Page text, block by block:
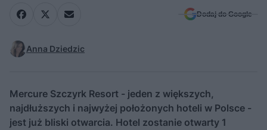
Dodaj do Google
Anna Dziedzic
Mercure Szczyrk Resort - jeden z większych,
najdłuższych i najwyżej położonych hoteli w Polsce -
jest już bliski otwarcia. Hotel zostanie otwarty 1